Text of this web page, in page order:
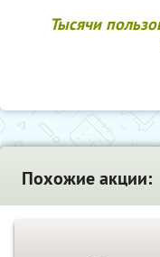
Тысячи
Похожие акции: